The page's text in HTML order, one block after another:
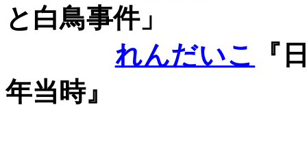
と白鳥事件」
れんだいこ
『
年当時』